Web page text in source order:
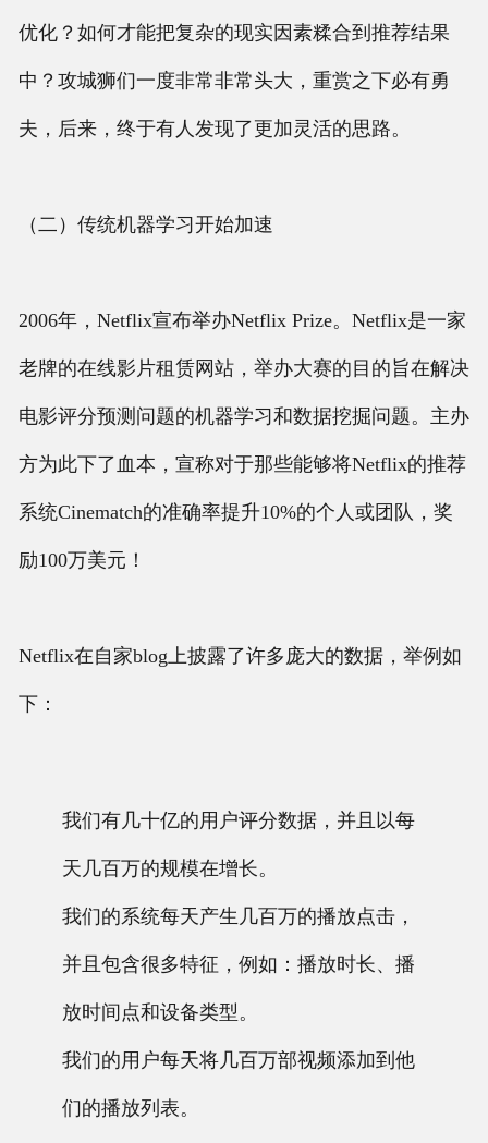
优化？如何才能把复杂的现实因素糅合到推荐结果
中？攻城狮们一度非常非常头大，重赏之下必有勇
夫，后来，终于有人发现了更加灵活的思路。
（二）传统机器学习开始加速
2006年，Netflix宣布举办Netflix Prize。Netflix是一家
老牌的在线影片租赁网站，举办大赛的目的旨在解决
电影评分预测问题的机器学习和数据挖掘问题。主办
方为此下了血本，宣称对于那些能够将Netflix的推荐
系统Cinematch的准确率提升10%的个人或团队，奖
励100万美元！
Netflix在自家blog上披露了许多庞大的数据，举例如
下：
我们有几十亿的用户评分数据，并且以每
天几百万的规模在增长。
我们的系统每天产生几百万的播放点击，
并且包含很多特征，例如：播放时长、播
放时间点和设备类型。
我们的用户每天将几百万部视频添加到他
们的播放列表。